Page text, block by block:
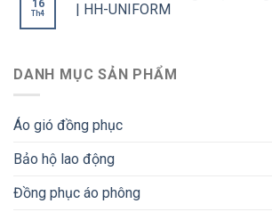
16
Th4
| HH-UNIFORM
DANH MỤC SẢN PHẨM
Áo gió đồng phục
Bảo hộ lao động
Đồng phục áo phông